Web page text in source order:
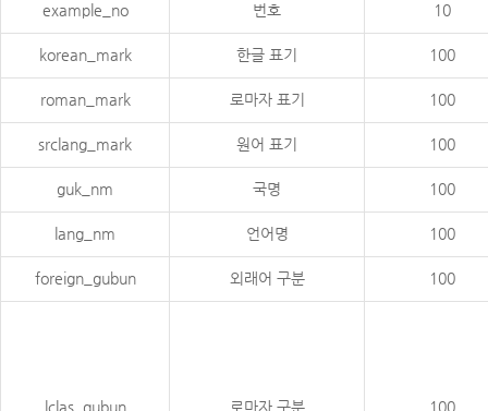
example_no 번호 10
korean_mark 한글 표기 100
roman_mark 로마자 표기 100
srclang_mark 원어 표기 100
guk_nm 국명 100
lang_nm 언어명 100
foreign_gubun 외래어 구분 100
lclas_gubun 로마자 구분 100